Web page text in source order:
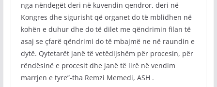
nga nëndegët deri në kuvendin qendror, deri në
Kongres dhe sigurisht që organet do të mblidhen në
kohën e duhur dhe do të dilet me qëndrimin filan të
asaj se çfarë qëndrimi do të mbajmë ne në raundin e
dytë. Qytetarët janë të vetëdijshëm për procesin, për
rëndësinë e procesit dhe janë të lirë në vendim
marrjen e tyre”-tha Remzi Memedi, ASH .